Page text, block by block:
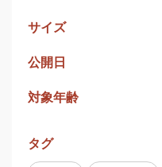
サイズ
公開日
対象年齢
タグ